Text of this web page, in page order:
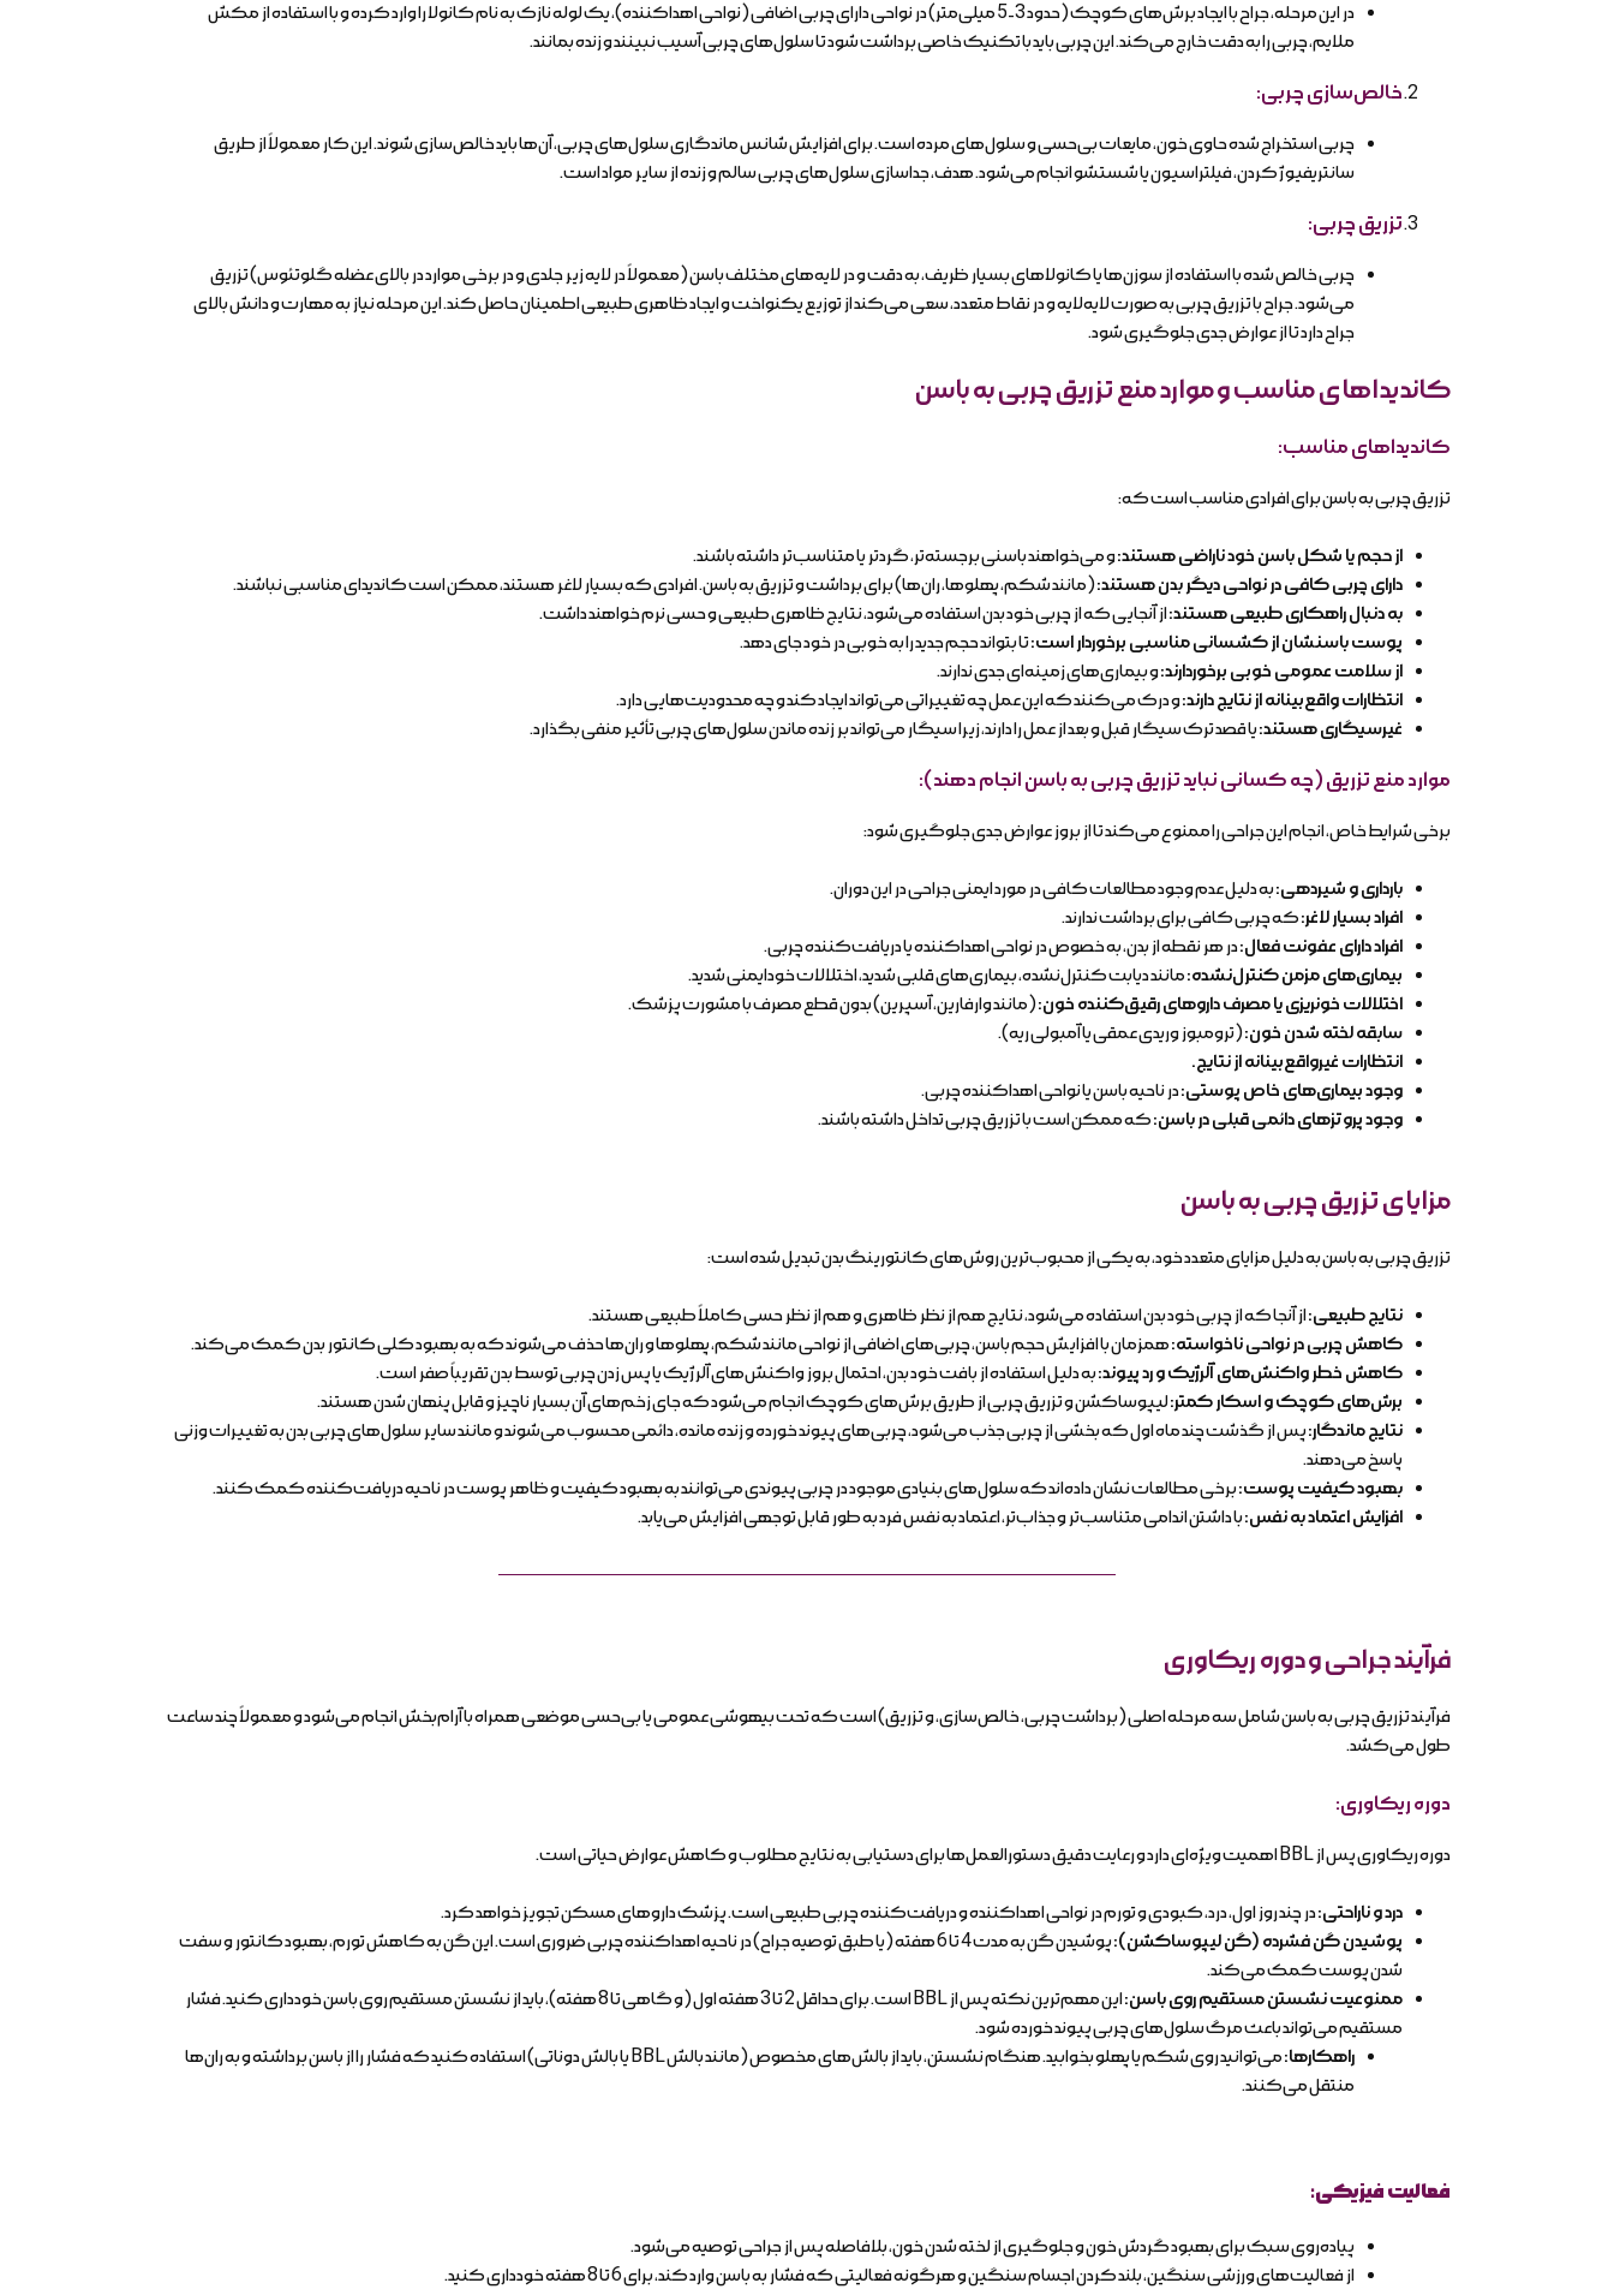
در این مرحله، جراح با ایجاد برش‌های کوچک (حدود 3-5 میلی‌متر) در نواحی دارای چربی اضافی (نواحی اهداکننده)، یک لوله نازک به نام کانولا را وارد کرده و با استفاده از مکش
ملایم، چربی را به دقت خارج می‌کند. این چربی باید با تکنیک خاصی برداشت شود تا سلول‌های چربی آسیب نبینند و زنده بمانند.
خالص‌سازی چربی:
چربی استخراج شده حاوی خون، مایعات بی‌حسی و سلول‌های مرده است. برای افزایش شانس ماندگاری سلول‌های چربی، آن‌ها باید خالص‌سازی شوند. این کار معمولاً از طریق
سانتریفیوژ کردن، فیلتراسیون یا شستشو انجام می‌شود. هدف، جداسازی سلول‌های چربی سالم و زنده از سایر مواد است.
تزریق چربی:
چربی خالص شده با استفاده از سوزن‌ها یا کانولاهای بسیار ظریف، به دقت و در لایه‌های مختلف باسن (معمولاً در لایه زیر جلدی و در برخی موارد در بالای عضله گلوتئوس) تزریق
می‌شود. جراح با تزریق چربی به صورت لایه‌لایه و در نقاط متعدد، سعی می‌کند از توزیع یکنواخت و ایجاد ظاهری طبیعی اطمینان حاصل کند. این مرحله نیاز به مهارت و دانش بالای
جراح دارد تا از عوارض جدی جلوگیری شود.
کاندیداهای مناسب و موارد منع تزریق چربی به باسن
کاندیداهای مناسب:
تزریق چربی به باسن برای افرادی مناسب است که:
از حجم یا شکل باسن خود ناراضی هستند:و می‌خواهند باسنی برجسته‌تر، گردتر یا متناسب‌تر داشته باشند.
دارای چربی کافی در نواحی دیگر بدن هستند:(مانند شکم، پهلوها، ران‌ها) برای برداشت و تزریق به باسن. افرادی که بسیار لاغر هستند، ممکن است کاندیدای مناسبی نباشند.
به دنبال راهکاری طبیعی هستند:از آنجایی که از چربی خود بدن استفاده می‌شود، نتایج ظاهری طبیعی و حسی نرم خواهند داشت.
پوست باسنشان از کشسانی مناسبی برخوردار است:تا بتواند حجم جدید را به خوبی در خود جای دهد.
از سلامت عمومی خوبی برخوردارند:و بیماری‌های زمینه‌ای جدی ندارند.
انتظارات واقع‌بینانه از نتایج دارند:و درک می‌کنند که این عمل چه تغییراتی می‌تواند ایجاد کند و چه محدودیت‌هایی دارد.
غیرسیگاری هستند:یا قصد ترک سیگار قبل و بعد از عمل را دارند، زیرا سیگار می‌تواند بر زنده ماندن سلول‌های چربی تأثیر منفی بگذارد.
موارد منع تزریق (چه کسانی نباید تزریق چربی به باسن انجام دهند):
برخی شرایط خاص، انجام این جراحی را ممنوع می‌کند تا از بروز عوارض جدی جلوگیری شود:
بارداری و شیردهی:به دلیل عدم وجود مطالعات کافی در مورد ایمنی جراحی در این دوران.
افراد بسیار لاغر:که چربی کافی برای برداشت ندارند.
افراد دارای عفونت فعال:در هر نقطه از بدن، به خصوص در نواحی اهداکننده یا دریافت‌کننده چربی.
بیماری‌های مزمن کنترل‌نشده:مانند دیابت کنترل‌نشده، بیماری‌های قلبی شدید، اختلالات خودایمنی شدید.
اختلالات خونریزی یا مصرف داروهای رقیق‌کننده خون:(مانند وارفارین، آسپرین) بدون قطع مصرف با مشورت پزشک.
سابقه لخته شدن خون:(ترومبوز وریدی عمقی یا آمبولی ریه).
انتظارات غیرواقع‌بینانه از نتایج.
وجود بیماری‌های خاص پوستی:در ناحیه باسن یا نواحی اهداکننده چربی.
وجود پروتزهای دائمی قبلی در باسن:که ممکن است با تزریق چربی تداخل داشته باشند.
مزایای تزریق چربی به باسن
تزریق چربی به باسن به دلیل مزایای متعدد خود، به یکی از محبوب‌ترین روش‌های کانتورینگ بدن تبدیل شده است:
نتایج طبیعی:از آنجا که از چربی خود بدن استفاده می‌شود، نتایج هم از نظر ظاهری و هم از نظر حسی کاملاً طبیعی هستند.
کاهش چربی در نواحی ناخواسته:همزمان با افزایش حجم باسن، چربی‌های اضافی از نواحی مانند شکم، پهلوها و ران‌ها حذف می‌شوند که به بهبود کلی کانتور بدن کمک می‌کند.
کاهش خطر واکنش‌های آلرژیک و رد پیوند:به دلیل استفاده از بافت خود بدن، احتمال بروز واکنش‌های آلرژیک یا پس زدن چربی توسط بدن تقریباً صفر است.
برش‌های کوچک و اسکار کمتر:لیپوساکشن و تزریق چربی از طریق برش‌های کوچک انجام می‌شود که جای زخم‌های آن بسیار ناچیز و قابل پنهان شدن هستند.
نتایج ماندگار:پس از گذشت چند ماه اول که بخشی از چربی جذب می‌شود، چربی‌های پیوند خورده و زنده مانده، دائمی محسوب می‌شوند و مانند سایر سلول‌های چربی بدن به تغییرات وزنی
پاسخ می‌دهند.
بهبود کیفیت پوست:برخی مطالعات نشان داده‌اند که سلول‌های بنیادی موجود در چربی پیوندی می‌توانند به بهبود کیفیت و ظاهر پوست در ناحیه دریافت‌کننده کمک کنند.
افزایش اعتماد به نفس:با داشتن اندامی متناسب‌تر و جذاب‌تر، اعتماد به نفس فرد به طور قابل توجهی افزایش می‌یابد.
فرآیند جراحی و دوره ریکاوری
فرآیند تزریق چربی به باسن شامل سه مرحله اصلی (برداشت چربی، خالص‌سازی، و تزریق) است که تحت بیهوشی عمومی یا بی‌حسی موضعی همراه با آرام‌بخش انجام می‌شود و معمولاً چند ساعت
طول می‌کشد.
دوره ریکاوری:
دوره ریکاوری پس از BBL اهمیت ویژه‌ای دارد و رعایت دقیق دستورالعمل‌ها برای دستیابی به نتایج مطلوب و کاهش عوارض حیاتی است.
درد و ناراحتی:در چند روز اول، درد، کبودی و تورم در نواحی اهداکننده و دریافت‌کننده چربی طبیعی است. پزشک داروهای مسکن تجویز خواهد کرد.
پوشیدن گن فشرده (گن لیپوساکشن):
پوشیدن گن به مدت 4 تا 6 هفته (یا طبق توصیه جراح) در ناحیه اهداکننده چربی ضروری است. این گن به کاهش تورم، بهبود کانتور و سفت
شدن پوست کمک می‌کند.
ممنوعیت نشستن مستقیم روی باسن:
این مهم‌ترین نکته پس از BBL است. برای حداقل 2 تا 3 هفته اول (و گاهی تا 8 هفته)، باید از نشستن مستقیم روی باسن خودداری کنید. فشار
مستقیم می‌تواند باعث مرگ سلول‌های چربی پیوند خورده شود.
راهکارها:
می‌توانید روی شکم یا پهلو بخوابید. هنگام نشستن، باید از بالش‌های مخصوص (مانند بالش BBL یا بالش دوناتی) استفاده کنید که فشار را از باسن برداشته و به ران‌ها
منتقل می‌کنند.
فعالیت فیزیکی:
پیاده‌روی سبک برای بهبود گردش خون و جلوگیری از لخته شدن خون، بلافاصله پس از جراحی توصیه می‌شود.
از فعالیت‌های ورزشی سنگین، بلند کردن اجسام سنگین و هرگونه فعالیتی که فشار به باسن وارد کند، برای 6 تا 8 هفته خودداری کنید.